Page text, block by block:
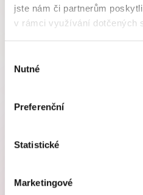
jste nám či partnerům
v rámci využívání dotčených
souhlasu
Nutné
Preferenční
Statistické
Marketingové
Share of Search je jedním
pro brand monitoring. Vedle
vaší značky v odpovědích AI
značce a konkurenci —
máte jedno místo pro
Share of Search